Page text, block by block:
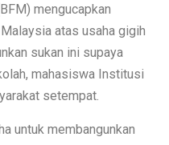
mengucapkan
atas usaha gigih
sukan ini supaya
mahasiswa Institusi
setempat.
untuk membangunkan